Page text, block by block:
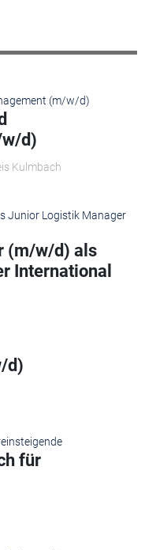
d)
Kulmbach
(m/w/d) als
International
d)
für